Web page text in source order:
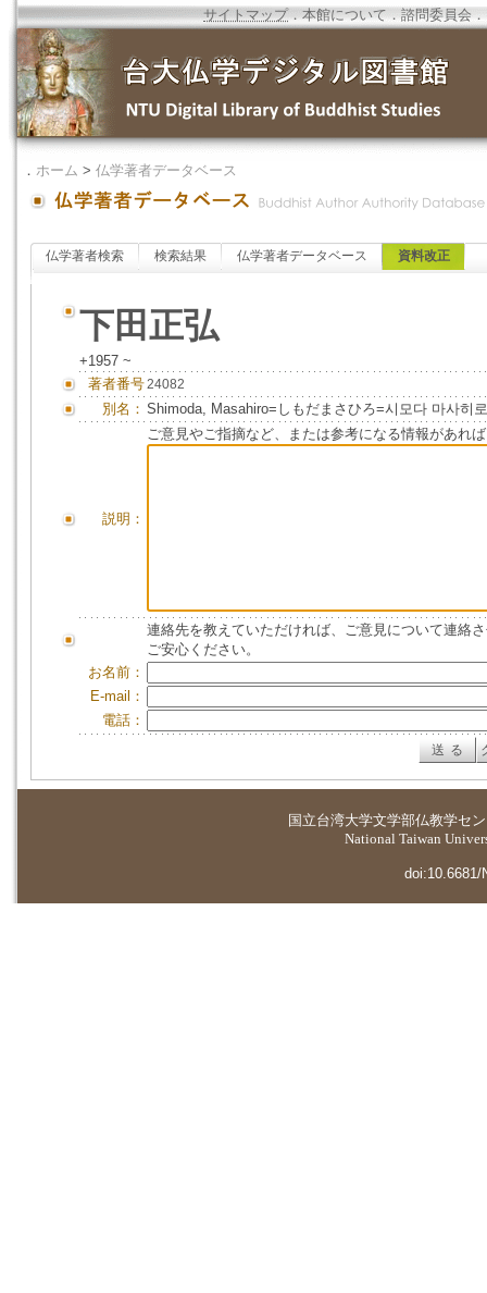
サイトマップ．本館について ．諮問委員会 ．
． ホーム > 仏学著者データベース
仏学著者検索 検索結果 仏学著者データベース 資料改正
下田正弘
+1957 ~
著者番号24082
別名： Shimoda, Masahiro=しもだまさひろ=시모다 마사히로
説明：
ご意見やご指摘など、または参考になる情報があれ
連絡先を教えていただければ、ご意見について連絡
ご安心ください。
お名前：
E-mail：
電話：
国立台湾大学文学部仏教学セ
National Taiwan
doi:10.6681/